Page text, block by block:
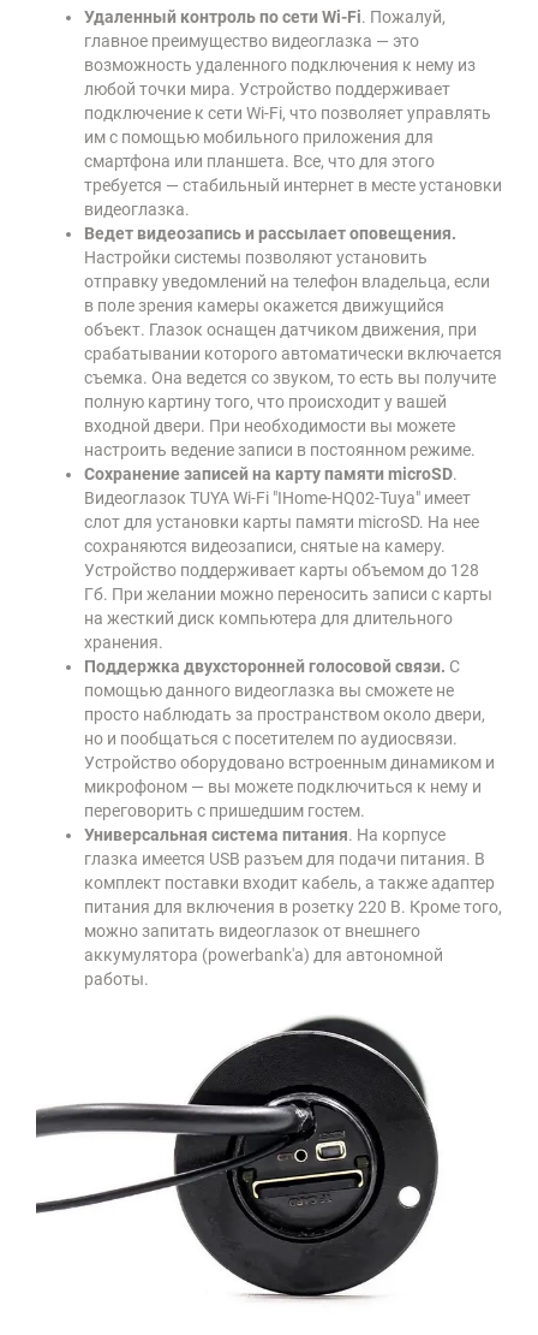
Удаленный контроль по сети Wi-Fi. Пожалуй,
главное преимущество видеоглазка — это
возможность удаленного подключения к нему из
любой точки мира. Устройство поддерживает
подключение к сети Wi-Fi, что позволяет управлять
им с помощью мобильного приложения для
смартфона или планшета. Все, что для этого
требуется — стабильный интернет в месте установки
видеоглазка.
Ведет видеозапись и рассылает оповещения.
Настройки системы позволяют установить
отправку уведомлений на телефон владельца, если
в поле зрения камеры окажется движущийся
объект. Глазок оснащен датчиком движения, при
срабатывании которого автоматически включается
съемка. Она ведется со звуком, то есть вы получите
полную картину того, что происходит у вашей
входной двери. При необходимости вы можете
настроить ведение записи в постоянном режиме.
Сохранение записей на карту памяти microSD.
Видеоглазок TUYA Wi-Fi "IHome-HQ02-Tuya" имеет
слот для установки карты памяти microSD. На нее
сохраняются видеозаписи, снятые на камеру.
Устройство поддерживает карты объемом до 128
Гб. При желании можно переносить записи с карты
на жесткий диск компьютера для длительного
хранения.
Поддержка двухсторонней голосовой связи. С
помощью данного видеоглазка вы сможете не
просто наблюдать за пространством около двери,
но и пообщаться с посетителем по аудиосвязи.
Устройство оборудовано встроенным динамиком и
микрофоном — вы можете подключиться к нему и
переговорить с пришедшим гостем.
Универсальная система питания. На корпусе
глазка имеется USB разъем для подачи питания. В
комплект поставки входит кабель, а также адаптер
питания для включения в розетку 220 В. Кроме того,
можно запитать видеоглазок от внешнего
аккумулятора (powerbank'a) для автономной
работы.